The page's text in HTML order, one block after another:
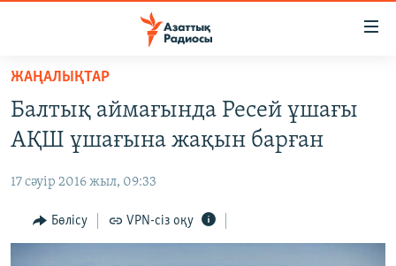
Skip
main
content
to
Navigation
Skip
AZATTYQTV
ҚАҢТАР ОҚИҒАСЫ
АДАМ ҚҰҚЫҚТАРЫ
ЖАҢАЛЫҚТАР
Балтық аймағында Ресей ұшағы
АҚШ ұшағына жақын барған
17 сәуір 2016 жыл, 09:33
Бөлісу VPN-сіз оқу